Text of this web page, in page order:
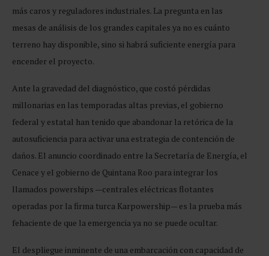
más caros y reguladores industriales. La pregunta en las
mesas de análisis de los grandes capitales ya no es cuánto
terreno hay disponible, sino si habrá suficiente energía para
encender el proyecto.
Ante la gravedad del diagnóstico, que costó pérdidas
millonarias en las temporadas altas previas, el gobierno
federal y estatal han tenido que abandonar la retórica de la
autosuficiencia para activar una estrategia de contención de
daños. El anuncio coordinado entre la Secretaría de Energía, el
Cenace y el gobierno de Quintana Roo para integrar los
llamados powerships —centrales eléctricas flotantes
operadas por la firma turca Karpowership— es la prueba más
fehaciente de que la emergencia ya no se puede ocultar.
El despliegue inminente de una embarcación con capacidad de